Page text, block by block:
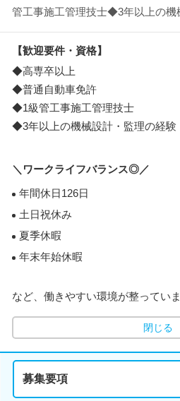
管工事施工管理技士◆3年以上の機
【歓迎要件・資格】
◆高専卒以上
◆普通自動車免許
◆1級管工事施工管理技士
◆3年以上の機械設計・監理の経験
＼ワークライフバランス◎／
年間休日126日
土日祝休み
夏季休暇
年末年始休暇
など、働きやすい環境が整っていま
閉じる
募集要項